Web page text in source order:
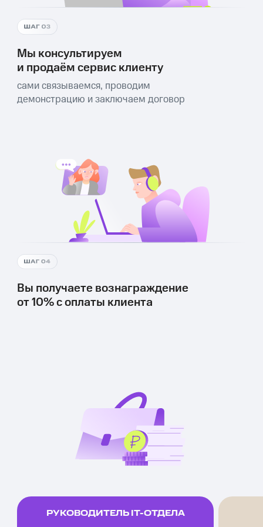
Мы консультируем
и продаём сервис клиенту
сами связываемся, проводим
демонстрацию и заключаем договор
Вы получаете вознаграждение
от 10% с оплаты клиента
РУКОВОДИТЕЛЬ IT-ОТДЕЛА